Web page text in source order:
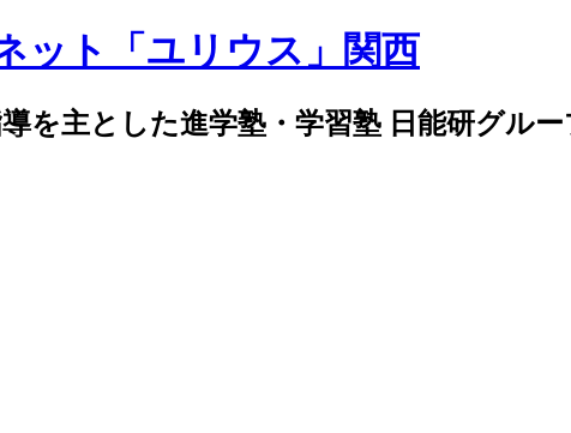
を主とした進学塾・学習塾 日能研グル